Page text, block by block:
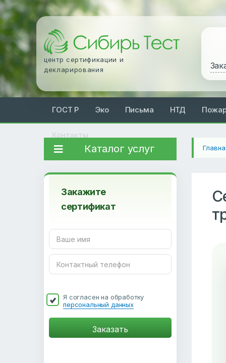
центр сертификации и
декларирования
ГОСТ Р Эко Письма НТД
Контакты
Каталог услуг
Закажите
сертификат
Я согласен на обработку
персональный данных